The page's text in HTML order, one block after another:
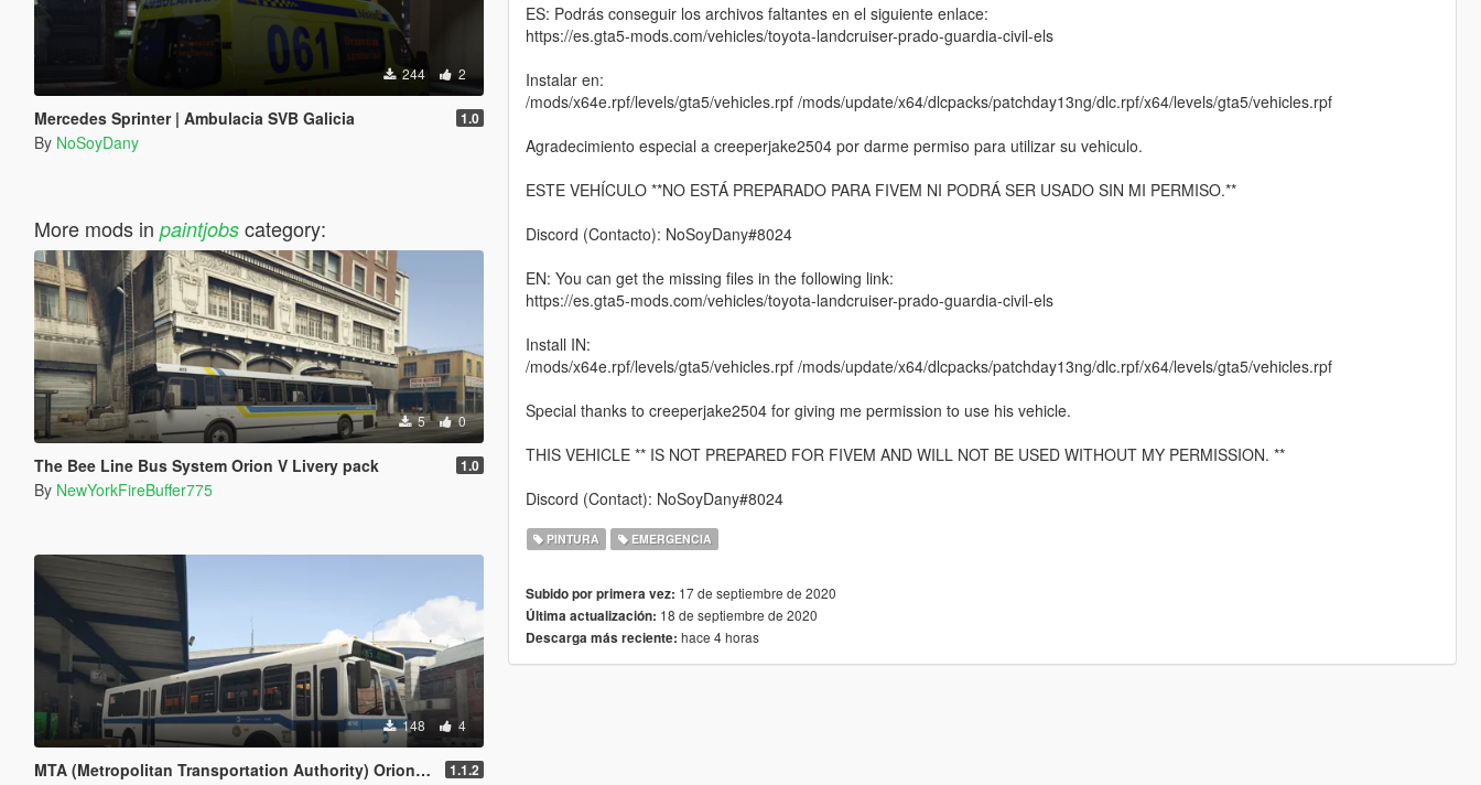
244 2
Mercedes Sprinter | Ambulacia SVB Galicia 1.0
By NoSoyDany
More mods in paintjobscategory:
5 0
The Bee Line Bus System Orion V Livery pack 1.0
By NewYorkFireBuffer775
148 4
MTA (Metropolitan Transportation Authority) Orion V Livery Pack 1.1.2
ES: Podrás conseguir los archivos faltantes en el siguiente enlace:
https://es.gta5-mods.com/vehicles/toyota-landcruiser-prado-guardia-civil-els
Instalar en:
/mods/x64e.rpf/levels/gta5/vehicles.rpf /mods/update/x64/dlcpacks/patchday13ng/dlc.rpf/x64/levels/gta5/vehicles.rpf
Agradecimiento especial a creeperjake2504 por darme permiso para utilizar su vehiculo.
ESTE VEHÍCULO **NO ESTÁ PREPARADO PARA FIVEM NI PODRÁ SER USADO SIN MI PERMISO.**
Discord (Contacto): NoSoyDany#8024
EN: You can get the missing files in the following link:
https://es.gta5-mods.com/vehicles/toyota-landcruiser-prado-guardia-civil-els
Install IN:
/mods/x64e.rpf/levels/gta5/vehicles.rpf /mods/update/x64/dlcpacks/patchday13ng/dlc.rpf/x64/levels/gta5/vehicles.rpf
Special thanks to creeperjake2504 for giving me permission to use his vehicle.
THIS VEHICLE ** IS NOT PREPARED FOR FIVEM AND WILL NOT BE USED WITHOUT MY PERMISSION. **
Discord (Contact): NoSoyDany#8024
PINTURA EMERGENCIA
Subido por primera vez: 17 de septiembre de 2020
Última actualización: 18 de septiembre de 2020
Descarga más reciente: hace 4 horas